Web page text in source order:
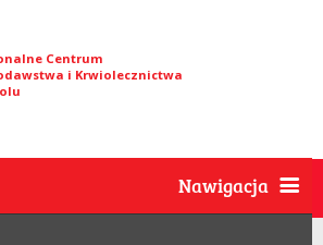
Centrum
i Krwiolecznictwa
Nawigacja